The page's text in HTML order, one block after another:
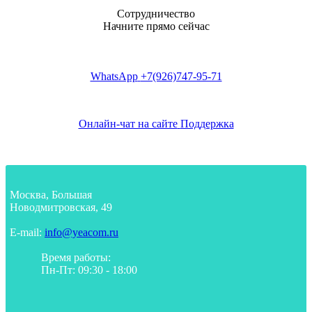
Сотрудничество
Начните прямо сейчас
WhatsApp +7(926)747-95-71
Онлайн-чат на сайте Поддержка
Москва, Большая
Новодмитровская, 49
E-mail: info@yeacom.ru
Время работы:
Пн-Пт: 09:30 - 18:00